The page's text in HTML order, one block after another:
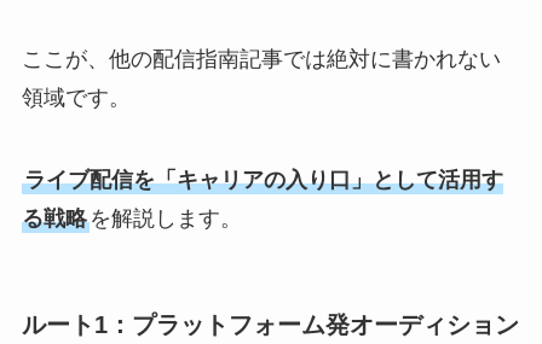
ここが、他の配信指南記事では絶対に書かれない
領域です。
ライブ配信を「キャリアの入り口」として活用す
る戦略を解説します。
ルート1：プラットフォーム発オーディション